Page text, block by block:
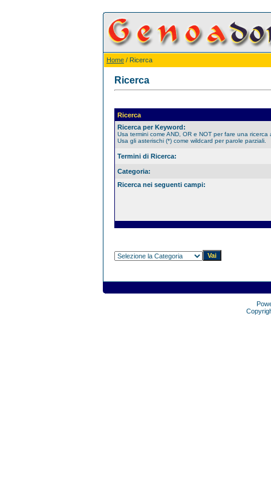
Home / Ricerca
Ricerca
Ricerca
Ricerca per Keyword:
Usa termini come AND, OR e NOT per fare una ricerca
Usa gli asterischi (*) come wildcard per parole parziali.
Termini di Ricerca:
Categoria:
Ricerca nei seguenti campi: